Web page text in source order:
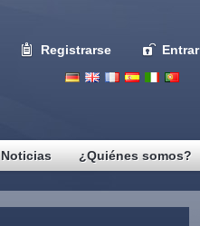
Registrarse Entrar
Noticias ¿Quiénes somos?